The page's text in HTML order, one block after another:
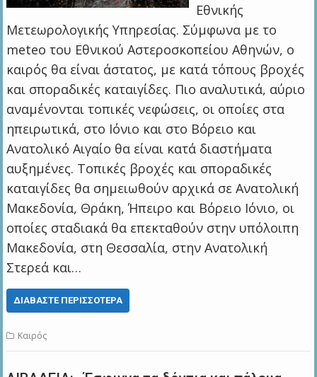
Εθνικής
Μετεωρολογικής Υπηρεσίας. Σύμφωνα με το
meteo του Εθνικού Αστεροσκοπείου Αθηνών, ο
καιρός θα είναι άστατος, με κατά τόπους βροχές
και σποραδικές καταιγίδες. Πιο αναλυτικά, αύριο
αναμένονται τοπικές νεφώσεις, οι οποίες στα
ηπειρωτικά, στο Ιόνιο και στο Βόρειο και
Ανατολικό Αιγαίο θα είναι κατά διαστήματα
αυξημένες. Τοπικές βροχές και σποραδικές
καταιγίδες θα σημειωθούν αρχικά σε Ανατολική
Μακεδονία, Θράκη, Ήπειρο και Βόρειο Ιόνιο, οι
οποίες σταδιακά θα επεκταθούν στην υπόλοιπη
Μακεδονία, στη Θεσσαλία, στην Ανατολική
Στερεά και…
ΔΙΑΒΆΣΤΕ ΠΕΡΙΣΣΌΤΕΡΑ
Καιρός